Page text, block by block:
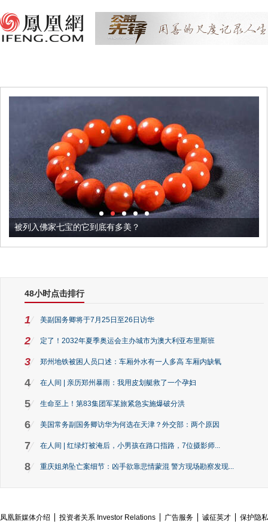
被列入佛家七宝的它到底有多美？
48小时点击排行
1 美副国务卿将于7月25日至26日访华
2 定了！2032年夏季奥运会主办城市为澳大利亚布里斯班
3 郑州地铁被困人员口述：车厢外水有一人多高 车厢内缺氧
4 在人间 | 亲历郑州暴雨：我用皮划艇救了一个孕妇
5 生命至上！第83集团军某旅紧急实施爆破分洪
6 美国常务副国务卿访华为何选在天津？外交部：两个原因
7 在人间 | 红绿灯被淹后，小男孩在路口指路，7位摄影师...
8 重庆姐弟坠亡案细节：凶手欲靠悲情蒙混 警方现场勘察发现...
凤凰新媒体介绍 投资者关系 Investor Relations 广告服务 诚征英才
保护隐